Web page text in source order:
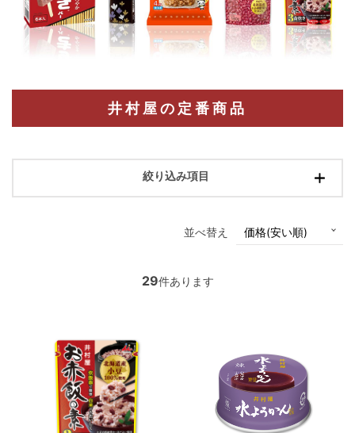
井村屋の定番商品
絞り込み項目
並べ替え
29件あります